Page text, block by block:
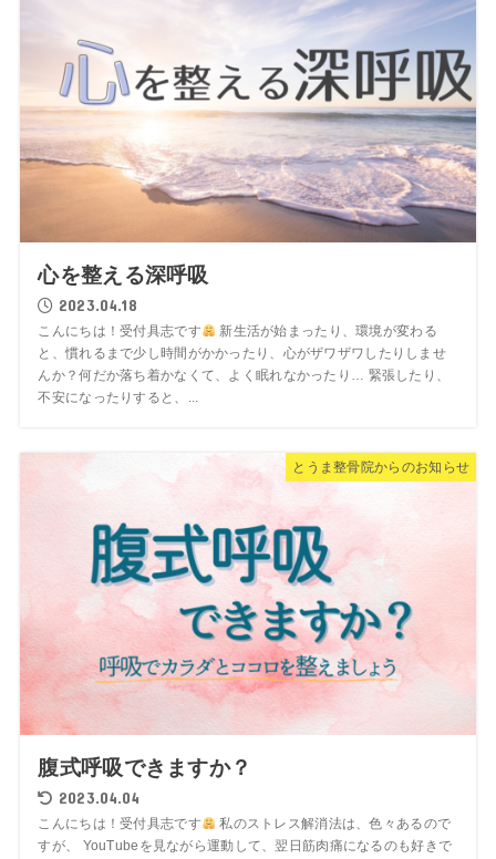
心を整える深呼吸
2023.04.18
こんにちは！受付具志です
新生活が始まったり、環境が変わる
と、慣れるまで少し時間がかかったり、心がザワザワしたりしませ
んか？何だか落ち着かなくて、よく眠れなかったり… 緊張したり、
不安になったりすると、...
とうま整骨院からのお知らせ
腹式呼吸できますか？
2023.04.04
こんにちは！受付具志です
私のストレス解消法は、色々あるので
すが、 YouTubeを見ながら運動して、翌日筋肉痛になるのも好きで